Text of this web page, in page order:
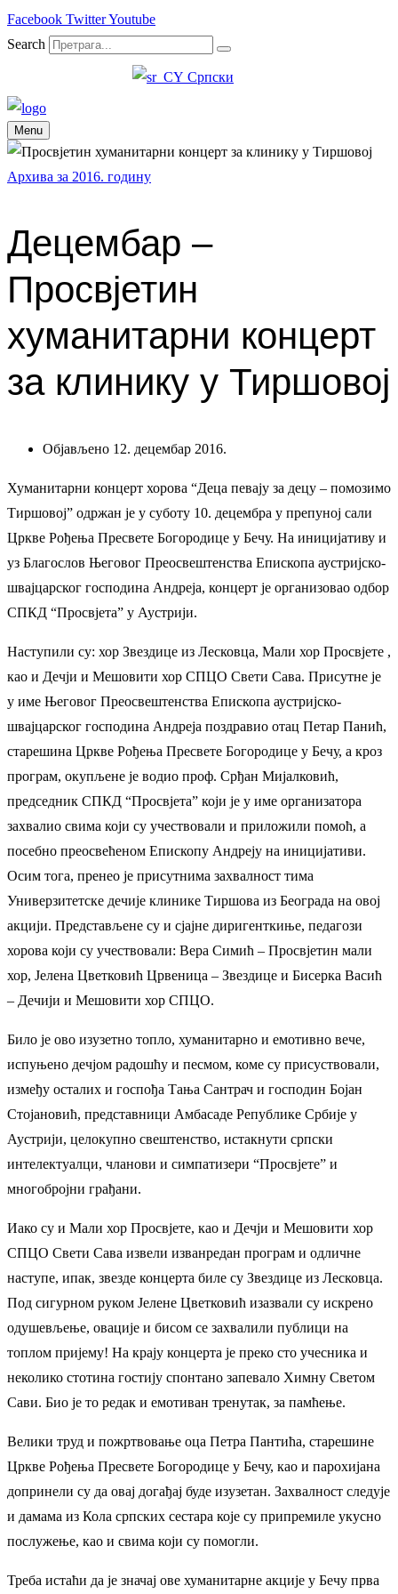
Facebook TwitterYoutube
Search
Српски
Menu
Архива за 2016. годину
Децембар –
Просвјетин
хуманитарни концерт
за клинику у Тиршовој
Објављено 12. децембар 2016.
Хуманитарни концерт хорова “Деца певају за децу – помозимо
Тиршовој” одржан је у суботу 10. децембра у препуној сали
Цркве Рођења Пресвете Богородице у Бечу. На иницијативу и
уз Благослов Његовог Преосвештенства Епископа аустријско-
швајцарског господина Андреја, концерт је организовао одбор
СПКД “Просвјета” у Аустрији.
Наступили су: хор Звездице из Лесковца, Мали хор Просвјете ,
као и Дечји и Мешовити хор СПЦО Свети Сава. Присутне је
у име Његовог Преосвештенства Епископа аустријско-
швајцарског господина Андреја поздравио отац Петар Панић,
старешина Цркве Рођења Пресвете Богородице у Бечу, а кроз
програм, окупљене је водио проф. Срђан Мијалковић,
председник СПКД “Просвјета” који је у име организатора
захвалио свима који су учествовали и приложили помоћ, а
посебно преосвећеном Епископу Андреју на иницијативи.
Осим тога, пренео је присутнима захвалност тима
Универзитетске дечије клинике Тиршова из Београда на овој
акцији. Представљене су и сјајне диригенткиње, педагози
хорова који су учествовали: Вера Симић – Просвјетин мали
хор, Јелена Цветковић Црвеница – Звездице и Бисерка Васић
– Дечији и Мешовити хор СПЦО.
Било је ово изузетно топло, хуманитарно и емотивно вече,
испуњено дечјом радошћу и песмом, коме су присуствовали,
између осталих и госпођа Тања Сантрач и господин Бојан
Стојановић, представници Амбасаде Републике Србије у
Аустрији, целокупно свештенство, истакнути српски
интелектуалци, чланови и симпатизери “Просвјете” и
многобројни грађани.
Иако су и Мали хор Просвјете, као и Дечји и Мешовити хор
СПЦО Свети Сава извели изванредан програм и одличне
наступе, ипак, звезде концерта биле су Звездице из Лесковца.
Под сигурном руком Јелене Цветковић изазвали су искрено
одушевљење, овације и бисом се захвалили публици на
топлом пријему! На крају концерта је преко сто учесника и
неколико стотина гостију спонтано запевало Химну Светом
Сави. Био је то редак и емотиван тренутак, за памћење.
Велики труд и пожртвовање оца Петра Пантића, старешине
Цркве Рођења Пресвете Богородице у Бечу, као и парохијана
допринели су да овај догађај буде изузетан. Захвалност следује
и дамама из Кола српских сестара које су припремиле укусно
послужење, као и свима који су помогли.
Треба истаћи да је значај ове хуманитарне акције у Бечу прва